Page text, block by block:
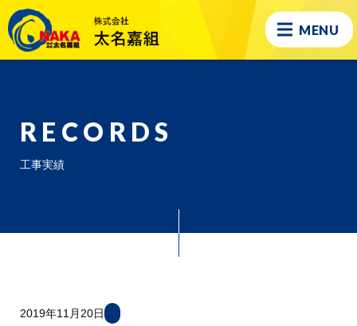
MENU
RECORDS
工事実績
2019年11月20日